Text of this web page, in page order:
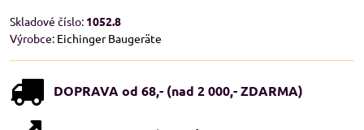
Skladové číslo: 1052.8
Výrobce: Eichinger Baugeräte
DOPRAVA od 68,- (nad 2 000,- ZDARMA)